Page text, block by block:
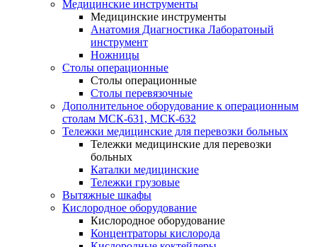
Медицинские инструменты
Медицинские инструменты
Анатомия Диагностика Лаборатоный
инструмент
Ножницы
Столы операционные
Столы операционные
Столы перевязочные
Дополнительное оборудование к операционным
столам МСК-631, МСК-632
Тележки медицинские для перевозки больных
Тележки медицинские для перевозки
больных
Каталки медицинские
Тележки грузовые
Вытяжные шкафы
Кислородное оборудование
Кислородное оборудование
Концентраторы кислорода